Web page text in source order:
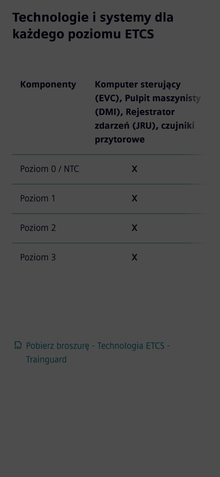
Technologie i systemy dla
każdego poziomu ETCS
Komponenty
Komputer sterujący
(EVC), Pulpit maszynisty
(DMI), Rejestrator
zdarzeń (JRU), czujniki
przytorowe
Poziom 0 / NTC X
Poziom 1 X
Poziom 2 X
Poziom 3 X
Pobierz broszurę - Technologia ETCS -
Trainguard